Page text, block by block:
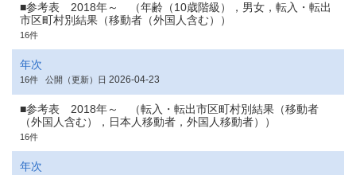
■参考表 2018年～ （年齢（10歳階級），男女，転入・転出
市区町村別結果（移動者（外国人含む））
16件
年次
16件 公開（更新）日 2026-04-23
■参考表 2018年～ （転入・転出市区町村別結果（移動者
（外国人含む），日本人移動者，外国人移動者））
16件
年次